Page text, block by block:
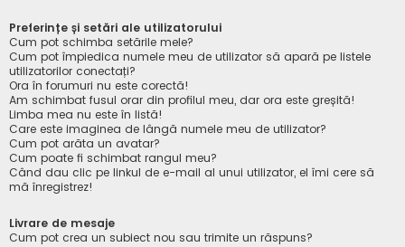
Preferințe și setări ale utilizatorului
Cum pot schimba setările mele?
Cum pot împiedica numele meu de utilizator să apară pe listele
utilizatorilor conectați?
Ora în forumuri nu este corectă!
Am schimbat fusul orar din profilul meu, dar ora este greșită!
Limba mea nu este în listă!
Care este imaginea de lângă numele meu de utilizator?
Cum pot arăta un avatar?
Cum poate fi schimbat rangul meu?
Când dau clic pe linkul de e-mail al unui utilizator, el îmi cere să
mă înregistrez!
Livrare de mesaje
Cum pot crea un subiect nou sau trimite un răspuns?